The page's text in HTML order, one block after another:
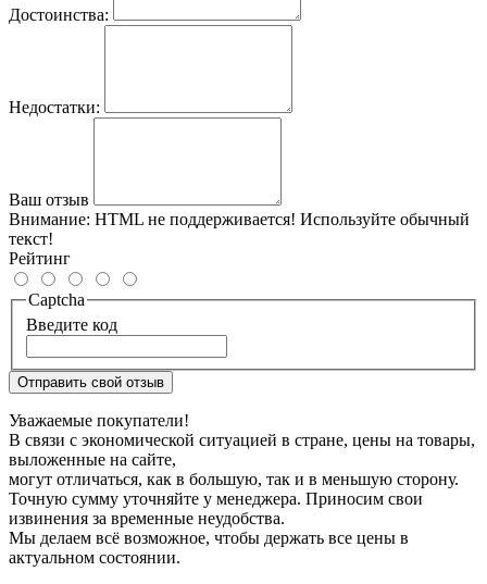
Достоинства:
Недостатки:
Ваш отзыв
Внимание: HTML не поддерживается! Используйте обычный
текст!
Рейтинг
Captcha
Введите код
Отправить свой отзыв
Уважаемые покупатели!
В связи с экономической ситуацией в стране, цены на товары,
выложенные на сайте,
могут отличаться, как в большую, так и в меньшую сторону.
Точную сумму уточняйте у менеджера. Приносим свои
извинения за временные неудобства.
Мы делаем всё возможное, чтобы держать все цены в
актуальном состоянии.